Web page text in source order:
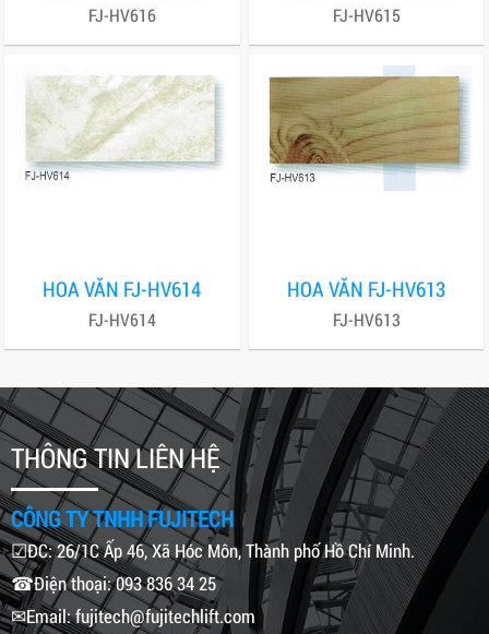
FJ-HV616 FJ-HV615
HOA VĂN FJ-HV614
FJ-HV614
HOA VĂN FJ-HV613
FJ-HV613
THÔNG TIN LIÊN HỆ
CÔNG TY TNHH FUJITECH
☑ĐC: 26/1C Ấp 46, Xã Hóc Môn, Thành phố Hồ Chí Minh.
☎Điện thoại: 093 836 34 25
✉Email: fujitech@fujitechlift.com